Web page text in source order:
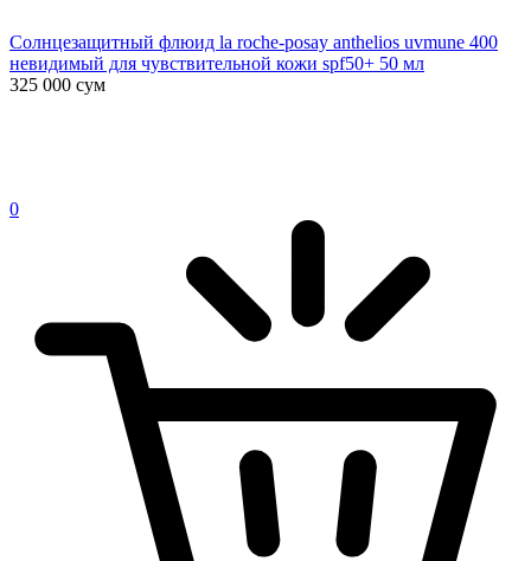
Солнцезащитный флюид la roche-posay anthelios uvmune 400
невидимый для чувствительной кожи spf50+ 50 мл
325 000 сум
0